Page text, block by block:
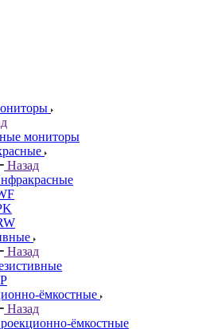
мониторы
Назад
Назад
ёмкостные
Назад
ёмкостные